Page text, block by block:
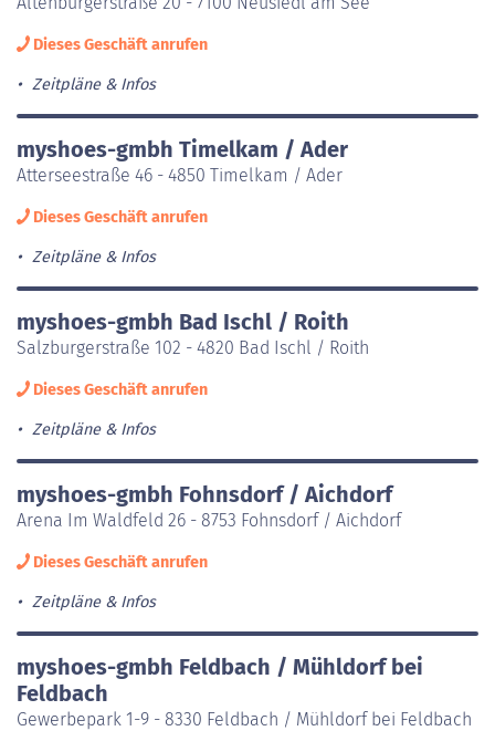
Dieses Geschäft anrufen
Zeitpläne & Infos
myshoes-gmbh Timelkam / Ader
Atterseestraße 46 - 4850 Timelkam / Ader
Dieses Geschäft anrufen
Zeitpläne & Infos
myshoes-gmbh Bad Ischl / Roith
Salzburgerstraße 102 - 4820 Bad Ischl / Roith
Dieses Geschäft anrufen
Zeitpläne & Infos
myshoes-gmbh Fohnsdorf / Aichdorf
Arena Im Waldfeld 26 - 8753 Fohnsdorf / Aichdorf
Dieses Geschäft anrufen
Zeitpläne & Infos
myshoes-gmbh Feldbach / Mühldorf bei
Feldbach
Gewerbepark 1-9 - 8330 Feldbach / Mühldorf bei Feldbach